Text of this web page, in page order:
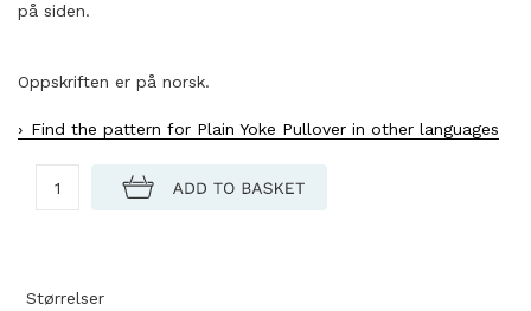
på siden.
Oppskriften er på norsk.
Find the pattern for Plain Yoke Pullover in other languages
Størrelser